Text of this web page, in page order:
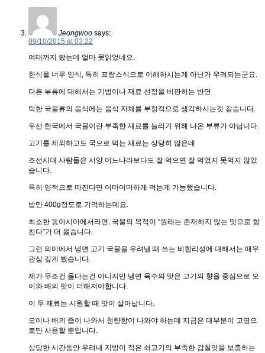
Jeongwoo says:
09/10/2015 at 03:22
여태까지 봤는데 얼마 못읽었네요.
한식을 너무 양식, 특히 프랑스식으로 이해하시는게 아닌가 우려되는군요.
다른 부류에 대해서는 기법이나 재료 선정을 비판하는 반면
탁한 국물류의 음식에는 음식 자체를 부정적으로 생각하시는것 같습니다.
우선 한국에서 국물이란 부족한 재료를 늘리기 위해 나온 부류가 아닙니다.
고기를 제외하고도 국으로 먹는 재료는 상당히 많은데
조선시대 사람들은 서양 어느나라보다도 잘 먹으면 잘 먹었지 못먹지 않았
습니다.
특히 양적으로 따진다면 어마어마하게 먹는게 가능했습니다.
밥만 400g정도로 기억하는데요.
최소한 동아시아에서라면, 국물의 목적이 “원래는 존재하지 않는 맛으로 합
친다”가 더 옳습니다.
그런 의미에서 냉면 고기 국물을 우려낼 때 쓰는 비합리성에 대해서는 매우
관심 깊게 봤습니다.
제가 무조건 옳다는건 아니지만 냉면 육수의 맛은 고기의 향을 중심으로 오
이와 배의 맛이 더해져야합니다.
이 두 재료는 시원할 때 맛이 살아납니다.
오이나 배의 즙이 나와서 청량함이 나와야 하는데 지금은 대부분이 고명으
로만 사용할 뿐입니다.
상당한 시간동안 우려내 지방이 적은 쇠고기의 부족한 감칠맛을 보충하는